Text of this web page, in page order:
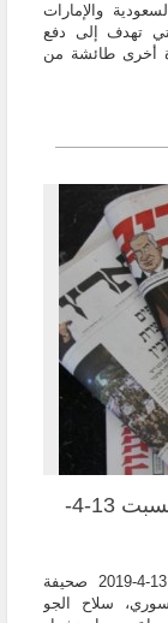
والإمارات
تهدف إلى دفع
أخرى طائشة من
أبرز ما ورد في الإعلام العبري صباح السبت 13-4-
أبرز ما ورد في الإعلام العبري صباح السبت 13-4-2019 صحيفة
سلاح الجو